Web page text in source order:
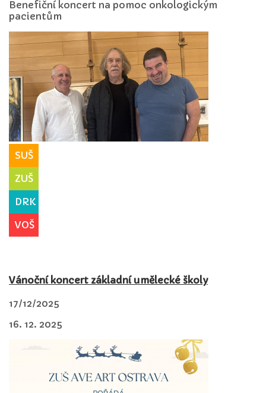
Benefiční koncert na pomoc onkologickým
pacientům
SUŠ
ZUŠ
DRK
VOŠ
Vánoční koncert základní umělecké školy
17/12/2025
16. 12. 2025